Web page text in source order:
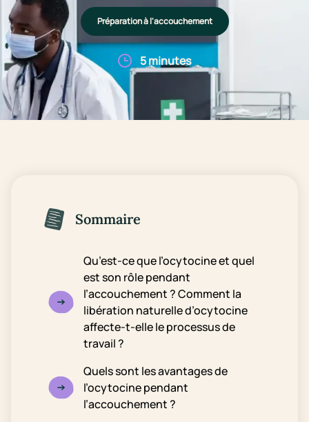
Préparation à l'accouchement
5 minutes
Sommaire
Qu’est-ce que l’ocytocine et quel
est son rôle pendant
l’accouchement ? Comment la
libération naturelle d’ocytocine
affecte-t-elle le processus de
travail ?
Quels sont les avantages de
l’ocytocine pendant
l’accouchement ?